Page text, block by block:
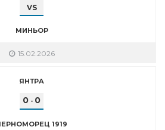
VS
МИНЬОР
15.02.2026
ЯНТРА
0 - 0
1919